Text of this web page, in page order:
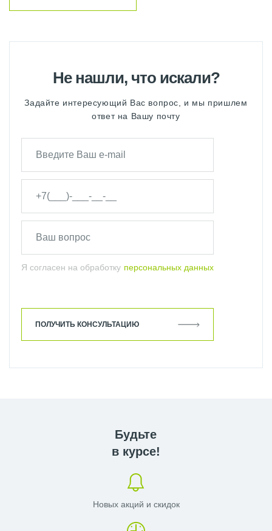
Не нашли, что искали?
Задайте интересующий Вас вопрос, и мы пришлем
ответ на Вашу почту
Я согласен на обработку персональных данных
ПОЛУЧИТЬ КОНСУЛЬТАЦИЮ
Будьте
в курсе!
Новых акций и скидок